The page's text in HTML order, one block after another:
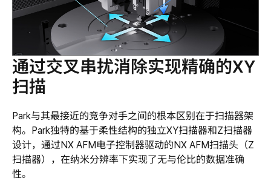
通过交叉串扰消除实现精确的XY
扫描
Park与其最接近的竞争对手之间的根本区别在于扫描器架
构。Park独特的基于柔性结构的独立XY扫描器和Z扫描器
设计，通过NX AFM电子控制器驱动的NX AFM扫描头（Z
扫描器），在纳米分辨率下实现了无与伦比的数据准确
性。